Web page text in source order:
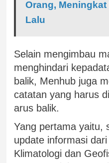
Orang,
Lalu
Selain mengimbau
menghindari
balik, Menhub juga
catatan yang harus
arus balik.
Yang pertama yaitu,
update informasi
Klimatologi dan